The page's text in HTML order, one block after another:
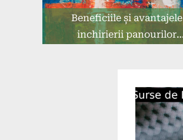
Beneficiile și avantajele
inchirierii panourilor